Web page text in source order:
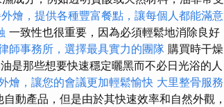
燴，提供各種豐富餐點，讓每個人都能滿意
一致性也很重要，因為必須輕鬆地消除良好
師事務所，選擇最具實力的團隊 購買時干燥
是那些想要快速穩定曬黑而不必日光浴的人
燴，讓您的會議更加輕鬆愉快 大里整骨服務
動產品，但是由於其快速效率和自然外觀，